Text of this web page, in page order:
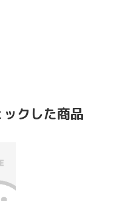
クした商品